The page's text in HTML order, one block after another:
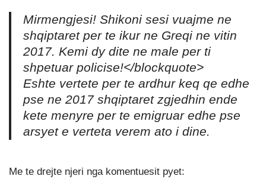
Mirmengjesi! Shikoni sesi vuajme ne
shqiptaret per te ikur ne Greqi ne vitin
2017. Kemi dy dite ne male per ti
shpetuar policise!</blockquote>
Eshte vertete per te ardhur keq qe edhe
pse ne 2017 shqiptaret zgjedhin ende
kete menyre per te emigruar edhe pse
arsyet e verteta verem ato i dine.
Me te drejte njeri nga komentuesit pyet: